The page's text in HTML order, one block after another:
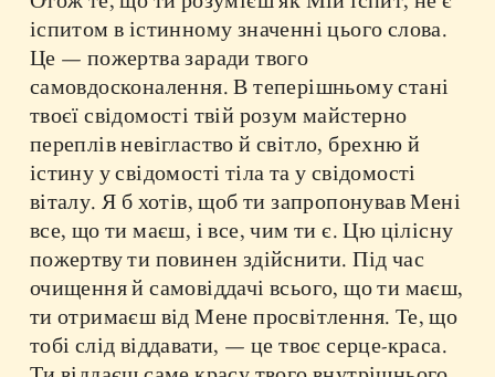
іспитом в істинному значенні цього слова.
Це — пожертва заради твого
самовдосконалення. В теперішньому стані
твоєї свідомості твій розум майстерно
переплів невігластво й світло, брехню й
істину у свідомості тіла та у свідомості
віталу. Я б хотів, щоб ти запропонував Мені
все, що ти маєш, і все, чим ти є. Цю цілісну
пожертву ти повинен здійснити. Під час
очищення й самовіддачі всього, що ти маєш,
ти отримаєш від Мене просвітлення. Те, що
тобі слід віддавати, — це твоє серце-краса.